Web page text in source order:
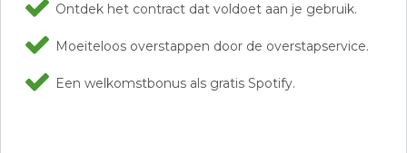
Ontdek het contract dat voldoet aan je gebruik.
Moeiteloos overstappen door de overstapservice.
Een welkomstbonus als gratis Spotify.